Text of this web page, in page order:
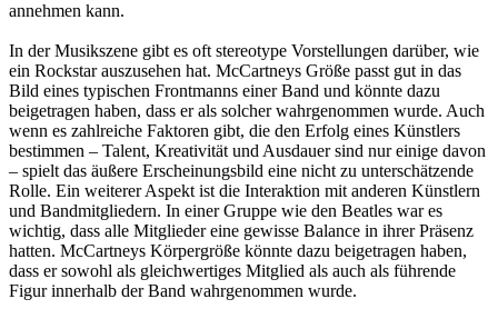
annehmen kann.
In der Musikszene gibt es oft stereotype Vorstellungen darüber, wie
ein Rockstar auszusehen hat. McCartneys Größe passt gut in das
Bild eines typischen Frontmanns einer Band und könnte dazu
beigetragen haben, dass er als solcher wahrgenommen wurde. Auch
wenn es zahlreiche Faktoren gibt, die den Erfolg eines Künstlers
bestimmen – Talent, Kreativität und Ausdauer sind nur einige davon
– spielt das äußere Erscheinungsbild eine nicht zu unterschätzende
Rolle. Ein weiterer Aspekt ist die Interaktion mit anderen Künstlern
und Bandmitgliedern. In einer Gruppe wie den Beatles war es
wichtig, dass alle Mitglieder eine gewisse Balance in ihrer Präsenz
hatten. McCartneys Körpergröße könnte dazu beigetragen haben,
dass er sowohl als gleichwertiges Mitglied als auch als führende
Figur innerhalb der Band wahrgenommen wurde.